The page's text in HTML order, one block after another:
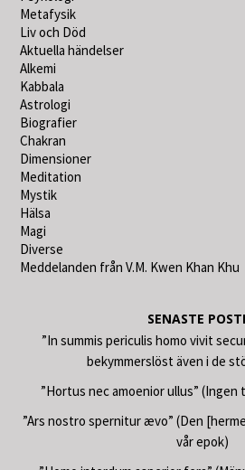
Metafysik
Liv och Död
Aktuella händelser
Alkemi
Kabbala
Astrologi
Biografier
Chakran
Dimensioner
Meditation
Mystik
Hälsa
Magi
Diverse
Meddelanden från V.M. Kwen Khan Khu
SENASTE
”In summis periculis homo vivit
bekymmerslöst även i de
”Hortus nec amoenior ullus” (Ingen
”Ars nostro spernitur ævo” (Den
vår epok)